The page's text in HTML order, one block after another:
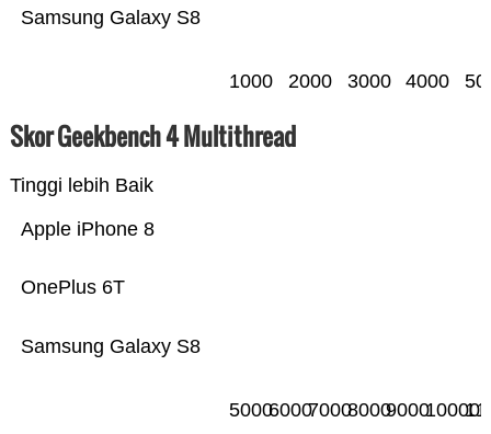
Samsung Galaxy S8
1000 2000 3000 4000
Skor Geekbench 4 Multithread
Tinggi lebih Baik
Samsung Galaxy S8
OnePlus 6T
Apple iPhone 8
5000600070008000900010000